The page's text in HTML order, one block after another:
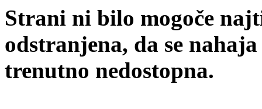
Strani ni bilo mogoče
odstranjena, da se
trenutno nedostopna.